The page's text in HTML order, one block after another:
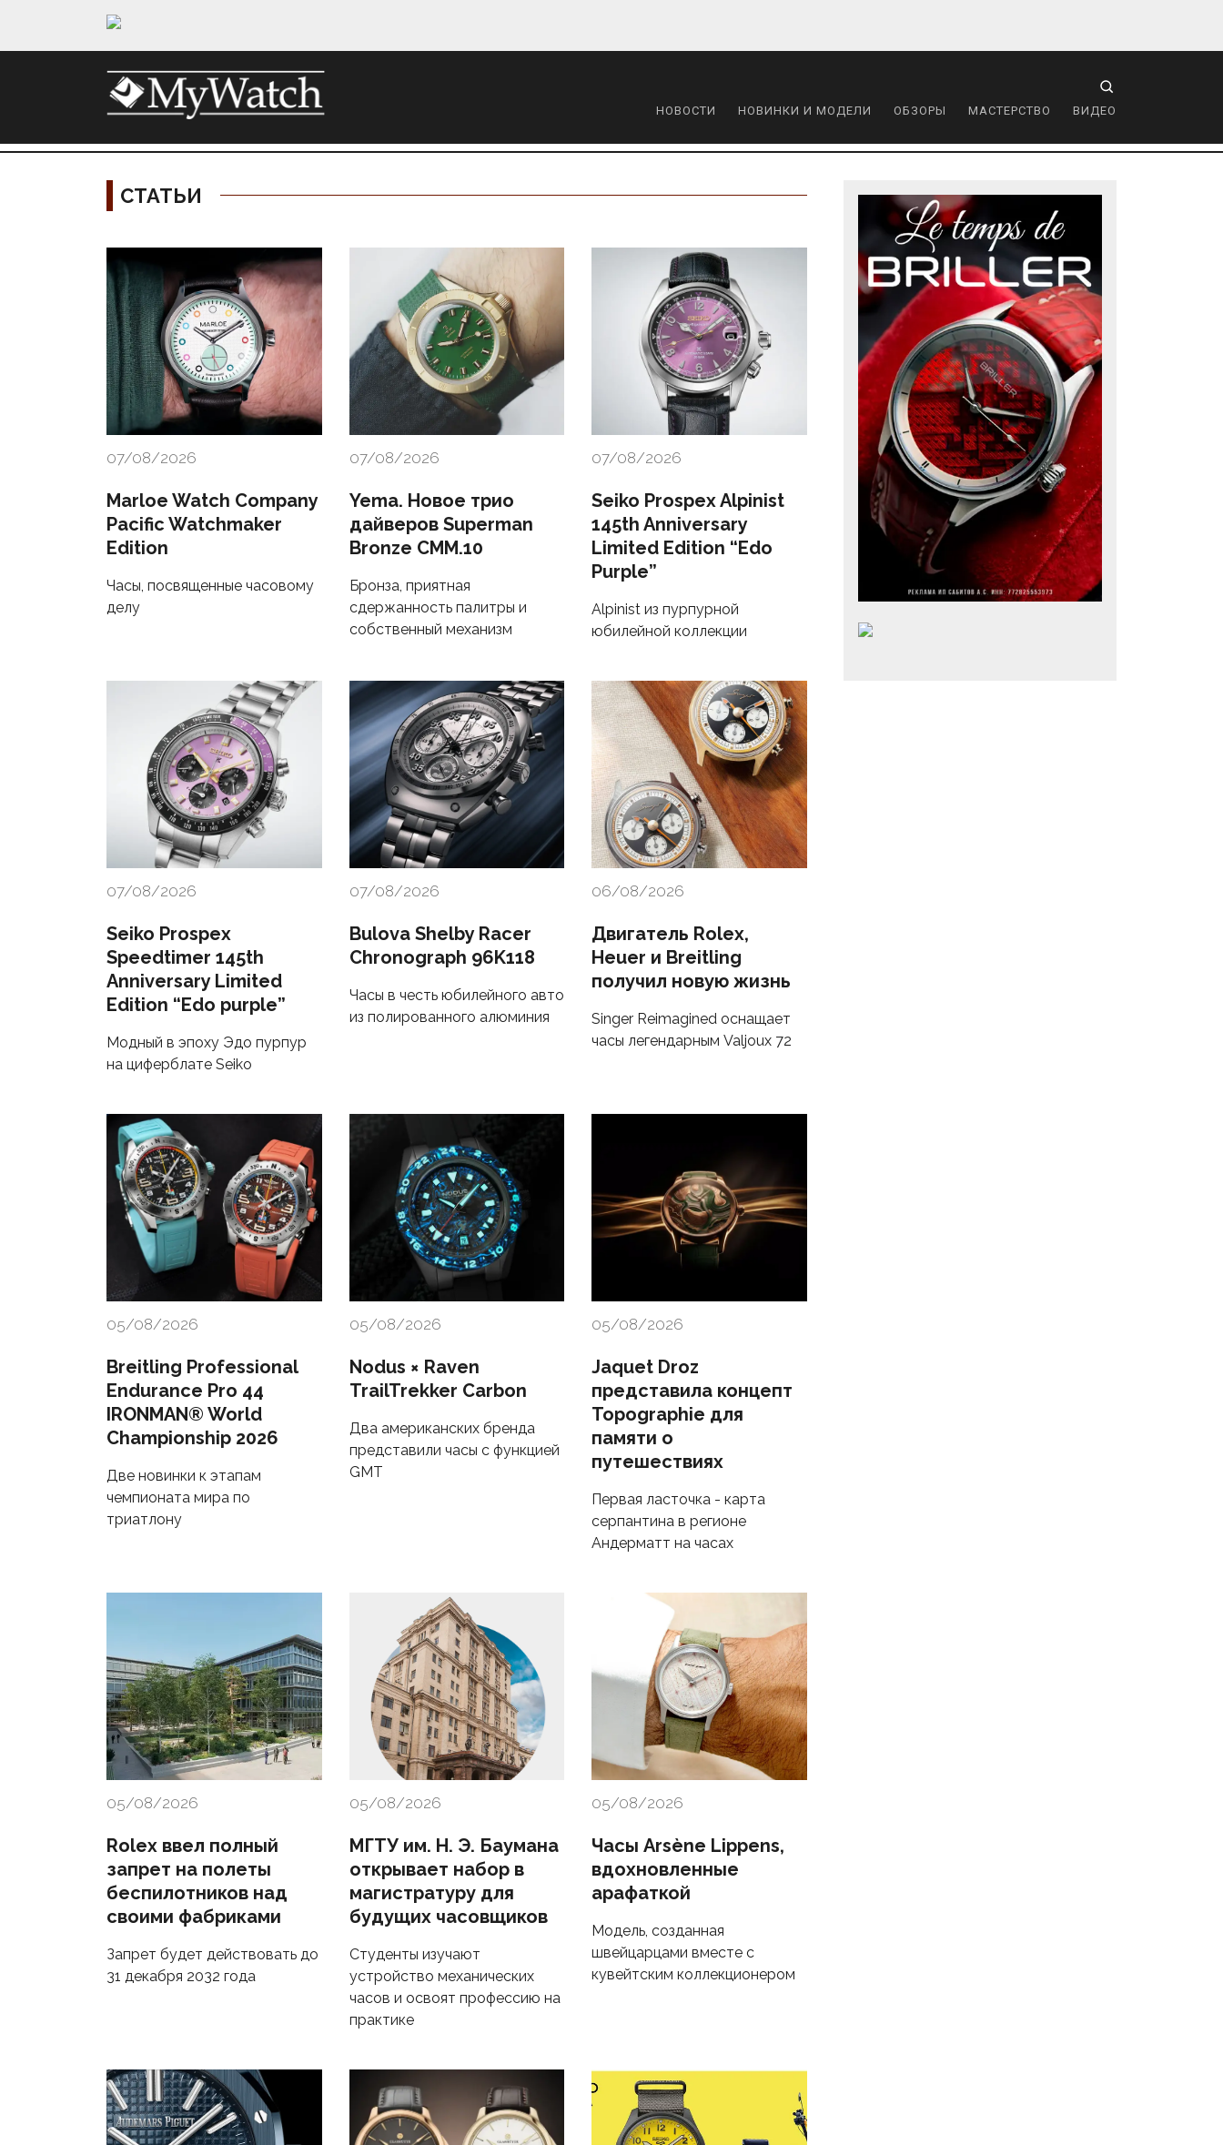
НОВОСТИ НОВИНКИ И МОДЕЛИ ОБЗОРЫ МАСТЕРСТВО ВИДЕО
СТАТЬИ
Материалы
07/08/2026
Marloe Watch Company
Pacific Watchmaker
Edition
Часы, посвященные часовому
делу
07/08/2026
Yema. Новое трио
дайверов Superman
Bronze CMM.10
Бронза, приятная
сдержанность палитры и
собственный механизм
07/08/2026
Seiko Prospex Alpinist
145th Anniversary
Limited Edition “Edo
Purple”
Alpinist из пурпурной
юбилейной коллекции
07/08/2026
Seiko Prospex
Speedtimer 145th
Anniversary Limited
Edition “Edo purple”
Модный в эпоху Эдо пурпур
на циферблате Seiko
07/08/2026
Bulova Shelby Racer
Chronograph 96K118
Часы в честь юбилейного авто
из полированного алюминия
06/08/2026
Двигатель Rolex,
Heuer и Breitling
получил новую жизнь
Singer Reimagined оснащает
часы легендарным Valjoux 72
05/08/2026
Breitling Professional
Endurance Pro 44
IRONMAN® World
Championship 2026
Две новинки к этапам
чемпионата мира по
триатлону
05/08/2026
Nodus × Raven
TrailTrekker Carbon
Два американских бренда
представили часы с функцией
GMT
05/08/2026
Jaquet Droz
представила концепт
Topographie для
памяти о
путешествиях
Первая ласточка - карта
серпантина в регионе
Андерматт на часах
05/08/2026
Rolex ввел полный
запрет на полеты
беспилотников над
своими фабриками
Запрет будет действовать до
31 декабря 2032 года
05/08/2026
МГТУ им. Н. Э. Баумана
открывает набор в
магистратуру для
будущих часовщиков
Студенты изучают
устройство механических
часов и освоят профессию на
практике
05/08/2026
Часы Arsène Lippens,
вдохновленные
арафаткой
Модель, созданная
швейцарцами вместе с
кувейтским коллекционером